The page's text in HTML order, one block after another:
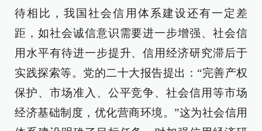
待相比，我国社会信用体系建设还有一定差
距，如社会诚信意识需要进一步增强、社会信
用水平有待进一步提升、信用经济研究滞后于
实践探索等。党的二十大报告提出：“完善产权
保护、市场准入、公平竞争、社会信用等市场
经济基础制度，优化营商环境。”这为社会信用